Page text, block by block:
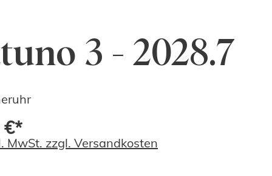
3 - 2028.7
€*
MwSt. zzgl. Versandkosten